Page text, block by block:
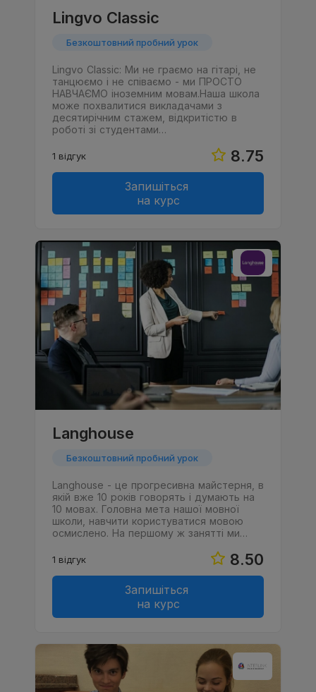
Lingvo Classic
Безкоштовний пробний урок
Lingvo Classic: Ми не граємо на гітарі, не
танцюємо і не співаємо - ми ПРОСТО
НАВЧАЄМО іноземним мовам.Наша школа
може похвалитися викладачами з
десятирічним стажем, відкритістю в
роботі зі студентами…
8.75
1 відгук
Запишіться
на курс
Langhouse
Безкоштовний пробний урок
Langhouse - це прогресивна майстерня, в
якій вже 10 років говорять і думають на
10 мовах. Головна мета нашої мовної
школи, навчити користуватися мовою
осмислено. На першому ж занятті ми…
8.50
1 відгук
Запишіться
на курс